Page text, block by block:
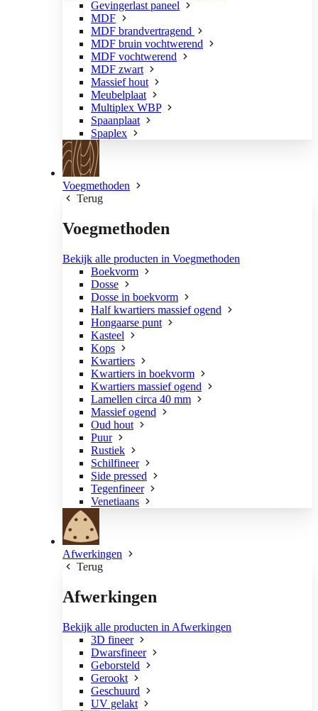
Gevingerlast paneel
MDF
MDF brandvertragend
MDF bruin vochtwerend
MDF vochtwerend
MDF zwart
Massief hout
Meubelplaat
Multiplex WBP
Spaanplaat
Spaplex
Voegmethoden
Terug
Voegmethoden
Bekijk alle producten in Voegmethoden
Boekvorm
Dosse
Dosse in boekvorm
Half kwartiers massief ogend
Hongaarse punt
Kasteel
Kops
Kwartiers
Kwartiers in boekvorm
Kwartiers massief ogend
Lamellen circa 40 mm
Massief ogend
Oud hout
Puur
Rustiek
Schilfineer
Side pressed
Tegenfineer
Venetiaans
Afwerkingen
Terug
Afwerkingen
Bekijk alle producten in Afwerkingen
3D fineer
Dwarsfineer
Geborsteld
Gerookt
Geschuurd
UV gelakt